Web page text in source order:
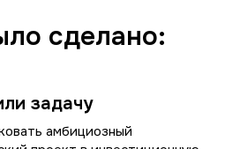
сделано:
задачу
амбициозный